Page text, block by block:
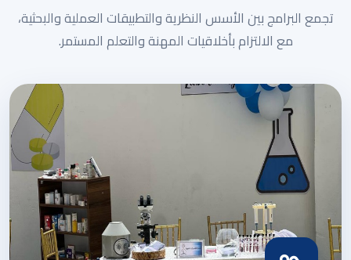
تجمع البرامج بين الأسس النظرية والتطبيقات العملية والبحثية،
مع الالتزام بأخلاقيات المهنة والتعلم المستمر.